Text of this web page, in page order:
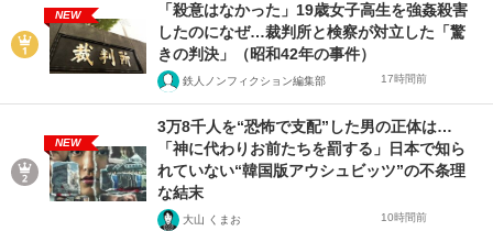
NEW
「殺意はなかった」19歳女子高生を強姦殺害
したのになぜ…裁判所と検察が対立した「驚
きの判決」（昭和42年の事件）
鉄人ノンフィクション編集部 17時間前
NEW
3万8千人を“恐怖で支配”した男の正体は…
「神に代わりお前たちを罰する」日本で知ら
れていない“韓国版アウシュビッツ”の不条理
な結末
大山 くまお 10時間前